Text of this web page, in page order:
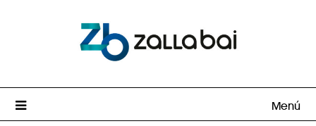
Menú